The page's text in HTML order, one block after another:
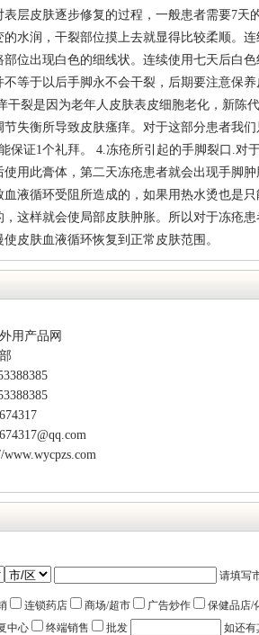
层皮肤逐步修复的过程，一般患者需要7天
水润，干裂部位摸上去就显得比较柔顺。
位出现白色的细线状。连续使用七天后白
等于以后手脚永不会干裂，后期要注意保
干裂是因为老年人皮肤表皮细胞老化，新陈
失衡所导致皮肤瘙痒。对于这部分患者我
保证1个礼拜。 4.冻疮所引起的手脚裂口.对
用此膏体，第二天冻疮患者就会出现手脚
液循环受阻所造成的，如果用热水烫也是
这样就会使局部皮肤肿胀。所以对于冻疮
皮肤血液循环恢复到正常皮肤范围。
用产品网
www.wycpzs.com
请填写
连锁药店 商场/超市 广告炒作
保健品店/
中心
终端销售 批发 如还有